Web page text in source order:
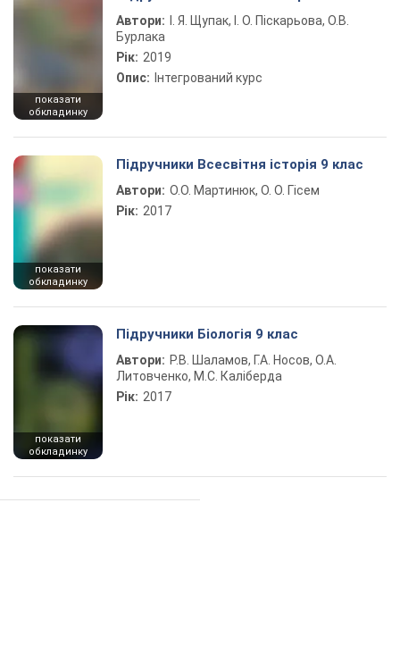
показати
обкладинку
Автори:
І. Я. Щупак, І. О. Піскарьова, О.В.
Бурлака
Рік: 2019
Опис: Інтегрований курс
показати
обкладинку
Підручники Всесвітня історія 9 клас
Автори: О.О. Мартинюк, О. О. Гісем
Рік: 2017
показати
обкладинку
Підручники Біологія 9 клас
Автори: Р.В. Шаламов, Г.А. Носов, О.А.
Литовченко, М.С. Каліберда
Рік: 2017